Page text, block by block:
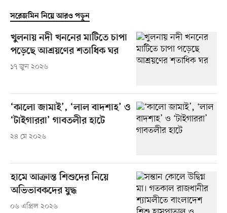
সরেজমিন নিয়ে আরও পড়ুন
খুলনায় নদী খননের মাটিতে চাপা
পড়েছে আশ্রয়ণের শতাধিক ঘর
১৭ জুন ২০২৬
‘কালো জামাই’, ‘লাল বাদশাহ’ ও
‘টাইগাররা’ গাবতলীর হাটে
২৪ মে ২০২৬
হামে আক্রান্ত শিশুদের নিয়ে
অভিভাবকদের যুদ্ধ
০৬ এপ্রিল ২০২৬